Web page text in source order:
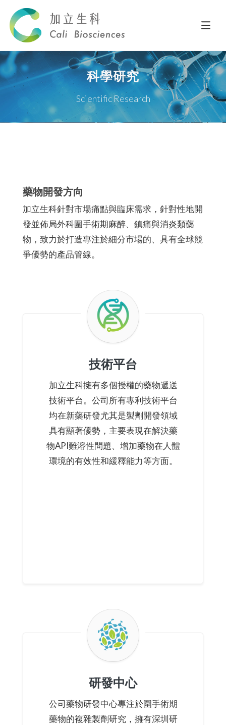
科學研究
Scientific Research
藥物開發方向
加立生科針對市場痛點與臨床需求，針對性地開
發並佈局外科圍手術期麻醉、鎮痛與消炎類藥
物，致力於打造專注於細分市場的、具有全球競
爭優勢的產品管線。
技術平台
加立生科擁有多個授權的藥物遞送
技術平台。公司所有專利技術平台
均在新藥研發尤其是製劑開發領域
具有顯著優勢，主要表現在解決藥
物API難溶性問題、增加藥物在人體
環境的有效性和緩釋能力等方面。
研發中心
公司藥物研發中心專注於圍手術期
藥物的複雜製劑研究，擁有深圳研